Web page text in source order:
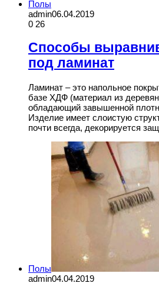
Полы
admin06.04.2019
0 26
Способы
под ламинат
Ламинат – это напольное
базе ХДФ (материал из
обладающий завышенной
Изделие имеет слоистую
почти всегда, декорируется
Полы
admin04.04.2019